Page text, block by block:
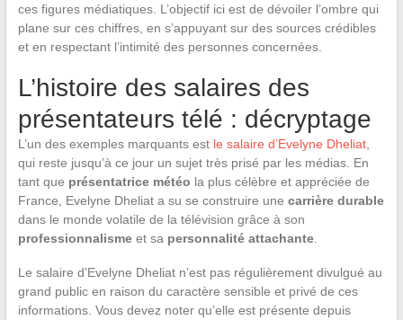
ces figures médiatiques. L’objectif ici est de dévoiler l’ombre qui
plane sur ces chiffres, en s’appuyant sur des sources crédibles
et en respectant l’intimité des personnes concernées.
L’histoire des salaires des
présentateurs télé : décryptage
L’un des exemples marquants est le salaire d’Evelyne Dheliat,
qui reste jusqu’à ce jour un sujet très prisé par les médias. En
tant que présentatrice météo la plus célèbre et appréciée de
France, Evelyne Dheliat a su se construire une carrière durable
dans le monde volatile de la télévision grâce à son
professionnalismeet sa personnalité attachante.
Le salaire d’Evelyne Dheliat n’est pas régulièrement divulgué au
grand public en raison du caractère sensible et privé de ces
informations. Vous devez noter qu’elle est présente depuis